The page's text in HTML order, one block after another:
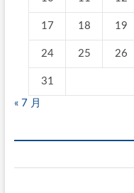
17 18 19
24 25 26
31
« 7 月